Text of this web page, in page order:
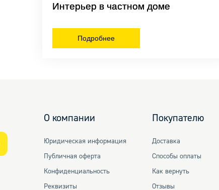
Интерьер в частном доме
Подробнее
О компании
Юридическая информация
Публичная оферта
Конфиденциальность
Реквизиты
Покупателю
Доставка
Способы оплаты
Как вернуть
Отзывы